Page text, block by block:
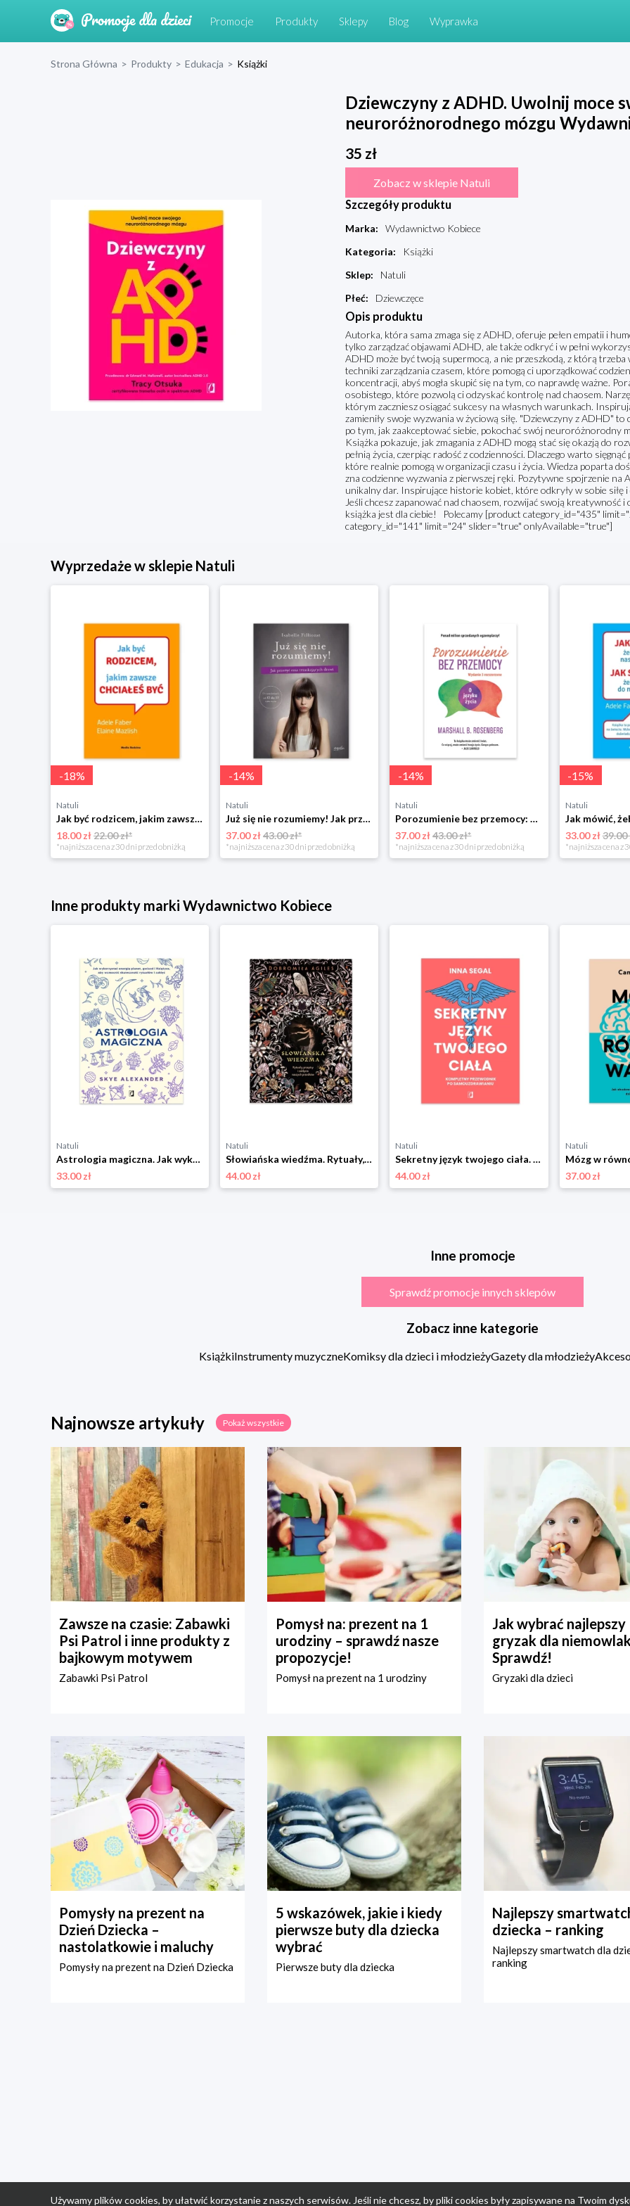
Promocje Produkty Sklepy Blog Wyprawka
Strona Główna > Produkty > Edukacja > Książki
Dziewczyny z ADHD. Uwolnij moce
neuroróżnorodnego mózgu
35 zł
Zobacz w sklepie Natuli
Szczegóły produktu
Marka:
Wydawnictwo Kobiece
Kategoria:
Książki
Sklep:
Natuli
Płeć: Dziewczęce
Opis produktu
Autorka, która sama zmaga się z ADHD, oferuje pełen empatii i
tylko zarządzać objawami ADHD, ale także odkryć i w pełni
ADHD może być twoją supermocą, a nie przeszkodą, z którą trzeba
techniki zarządzania czasem, które pomogą ci uporządkować
koncentracji, abyś mogła skupić się na tym, co naprawdę ważne.
osobistego, które pozwolą ci odzyskać kontrolę nad chaosem.
którym zaczniesz osiągać sukcesy na własnych warunkach.
zamieniły swoje wyzwania w życiową siłę. "Dziewczyny z ADHD"
po tym, jak zaakceptować siebie, pokochać swój neuroróżnorodny
Książka pokazuje, jak zmagania z ADHD mogą stać się okazją do
pełnią życia, czerpiąc radość z codzienności. Dlaczego warto
które realnie pomogą w organizacji czasu i życia. Wiedza poparta
zna codzienne wyzwania z pierwszej ręki. Pozytywne spojrzenie
unikalny dar. Inspirujące historie kobiet, które odkryły w sobie siłę
Jeśli chcesz zapanować nad chaosem, rozwijać swoją
książka jest dla ciebie! Polecamy [product category_id="435"
category_id="141" limit="24" slider="true" onlyAvailable="true"]
Wyprzedaże w sklepie Natuli
-18%
Natuli
Jak być rodzicem, jakim zawsze chciałeś być Media rodzina
18.00 zł22.00 zł*
*najniższa cena z 30 dni przed obniżką
-14%
Natuli
Już się nie rozumiemy! Jak przeżyć czas trzaskających drzwi Esprit
37.00 zł43.00 zł*
*najniższa cena z 30 dni przed obniżką
-14%
Natuli
Porozumienie bez przemocy: o języku życia Czarna owca
37.00 zł43.00 zł*
*najniższa cena z 30 dni przed obniżką
-15%
Natuli
33.00 zł39.00
*najniższa cena z
Inne produkty marki Wydawnictwo Kobiece
Natuli
Astrologia magiczna. Jak wykorzystać energię planet, gwiazd i Księżyca, aby wzmocnić skuteczność rytuałów i zaklęć Wydawnictwo kobiece
33.00 zł
Natuli
Słowiańska wiedźma. Rytuały, przepisy i zaklęcia naszych przodków Wydawnictwo kobiece
44.00 zł
Natuli
Sekretny język twojego ciała. Kompletny przewodnik po samouzdrawianiu Wydawnictwo kobiece
44.00 zł
Natuli
37.00 zł
Inne promocje
Sprawdź promocje innych sklepów
Zobacz inne kategorie
KsiążkiInstrumenty muzyczneKomiksy dla dzieci i młodzieżyGazety dla młodzieży
Najnowsze artykuły Pokaż wszystkie
Zawsze na czasie: Zabawki
Psi Patrol i inne produkty z
bajkowym motywem
Zabawki Psi Patrol
Pomysł na: prezent na 1
urodziny – sprawdź nasze
propozycje!
Pomysł na prezent na 1 urodziny
Jak wybrać najlepszy
gryzak dla
Sprawdź!
Gryzaki dla dzieci
Pomysły na prezent na
Dzień Dziecka –
nastolatkowie i maluchy
Pomysły na prezent na Dzień Dziecka
5 wskazówek, jakie i kiedy
pierwsze buty dla dziecka
wybrać
Pierwsze buty dla dziecka
Najlepszy
dziecka – ranking
Najlepszy smartwatch dla
ranking
Używamy plików cookies, by ułatwić korzystanie z naszych serwisów. Jeśli nie chcesz, by pliki cookies były zapisywane na Twoim